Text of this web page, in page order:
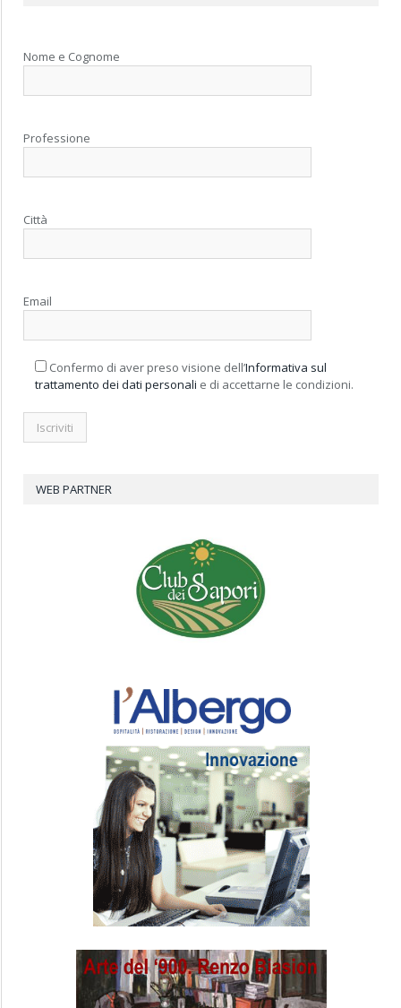
Nome e Cognome
Professione
Città
Email
Confermo di aver preso visione dell’Informativa sul
trattamento dei dati personali e di accettarne le condizioni.
WEB PARTNER